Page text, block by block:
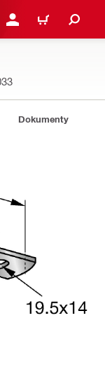
PŘIHLÁSIT NEBO
KOŠÍK
Dokumenty